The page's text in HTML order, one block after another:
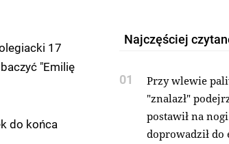
17
"Emilię
do końca
Najczęściej
01
Przy wlewie
"znalazł"
postawił na
doprowadził do